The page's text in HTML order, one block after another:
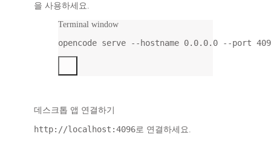
을 사용하세요.
Terminal window
opencode serve --hostname 0.0.0.0 --port
데스크톱 앱 연결하기
http://localhost:4096로 연결하세요.